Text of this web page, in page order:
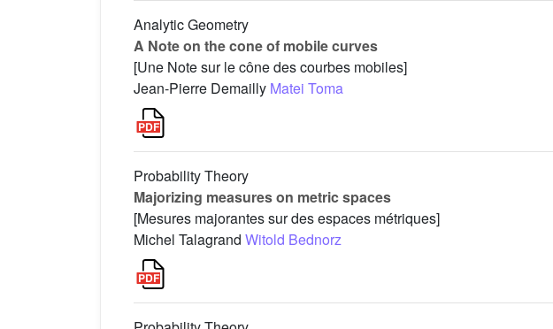
Analytic Geometry
A Note on the cone of mobile curves
[Une Note sur le cône des courbes mobiles]
Jean-Pierre Demailly Matei Toma
Probability Theory
Majorizing measures on metric spaces
[Mesures majorantes sur des espaces métriques]
Michel Talagrand Witold Bednorz